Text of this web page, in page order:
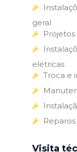
geral
elétricas
Troca e
Visita